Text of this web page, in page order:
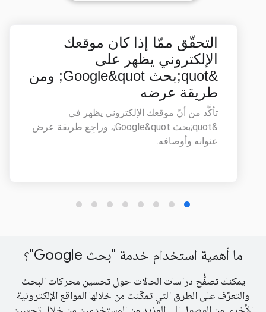
ما أهمية استخدام خدمة "بحث Google"؟
يمكنك تصفُّح دراسات الحالات حول تحسين محركات البحث
والتعرّف على الطرق التي تمكّنت من خلالها المواقع الإلكترونية